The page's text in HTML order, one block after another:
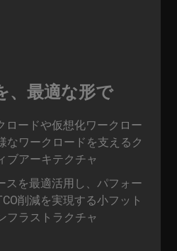
、最適な形で
ロードや仮想化ワークロー
なワークロードを支えるク
ブアーキテクチャ
スを最適活用し、パフォー
削減を実現する小フット
フラストラクチャ